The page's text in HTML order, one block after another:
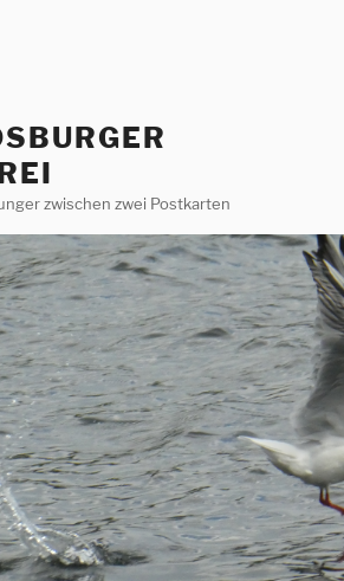
zwischen zwei Postkarten